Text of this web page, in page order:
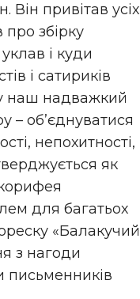
привітав усіх
про збірку
і куди
і сатириків
у наш надважкий
– об’єднуватися
непохитності,
як
для багатьох
«Балакучий
з нагоди
письменників